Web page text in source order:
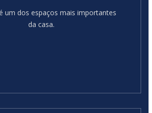
um dos espaços mais importantes
da casa.